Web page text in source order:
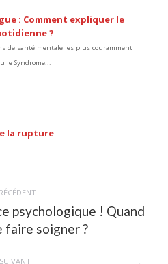
: Comment expliquer le
?
de santé mentale les plus couramment
le Syndrome...
la rupture
Article
précédent
psychologique ! Quand
faire soigner ?
SUIVANT